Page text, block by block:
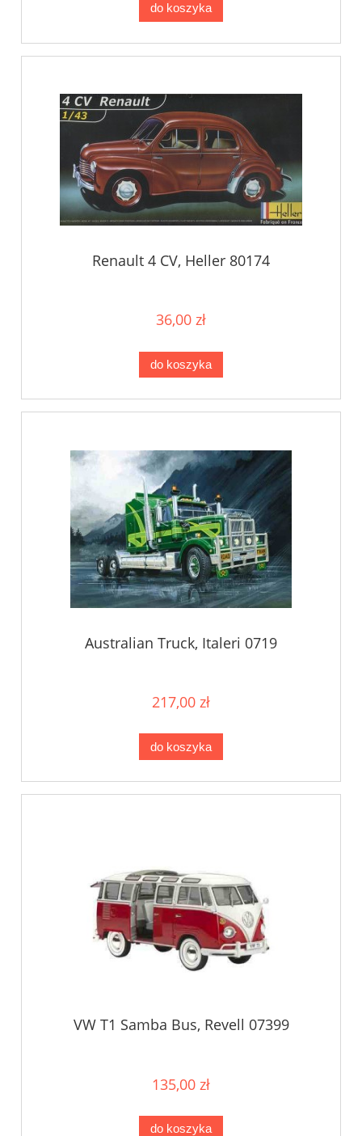
do koszyka
Renault 4 CV, Heller 80174
36,00 zł
do koszyka
Australian Truck, Italeri 0719
217,00 zł
do koszyka
VW T1 Samba Bus, Revell 07399
135,00 zł
do koszyka